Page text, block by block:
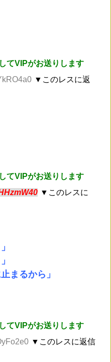
てVIPがお送りします
▼このレスに返
てVIPがお送りします
▼このレスに
まるから」
てVIPがお送りします
▼このレスに返信